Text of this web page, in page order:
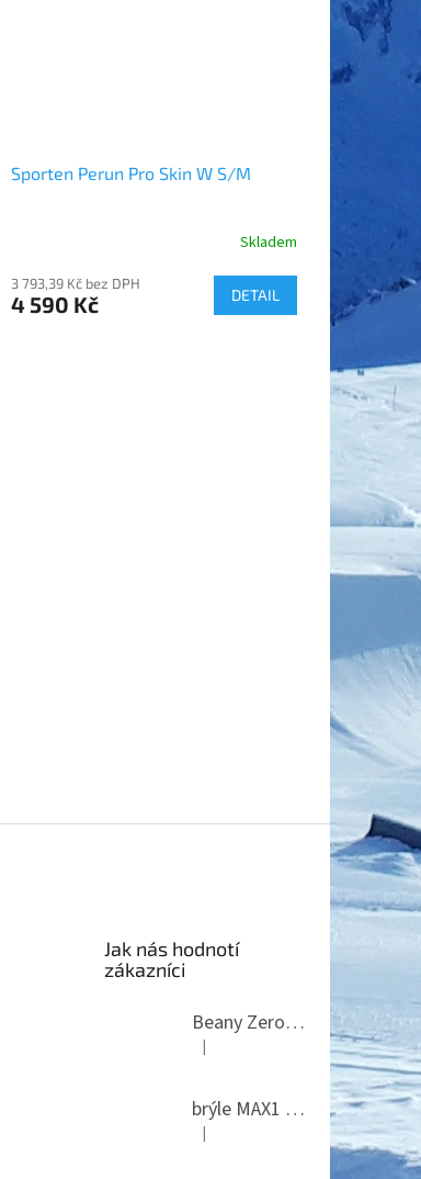
Sporten Perun Pro Skin W S/M
Skladem
3 793,39 Kč bez DPH
4 590 Kč DETAIL
Jak nás hodnotí
zákazníci
Beany Zero 24 White
Hodnocení produktu je 5 z 5
|
brýle MAX1 Thunder
Hodnocení produktu je 5 z 5
|